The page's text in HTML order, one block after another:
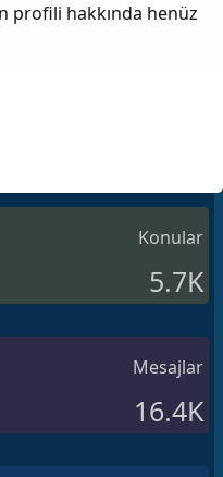
profili hakkında henüz
Konular
5.7K
Mesajlar
16.4K